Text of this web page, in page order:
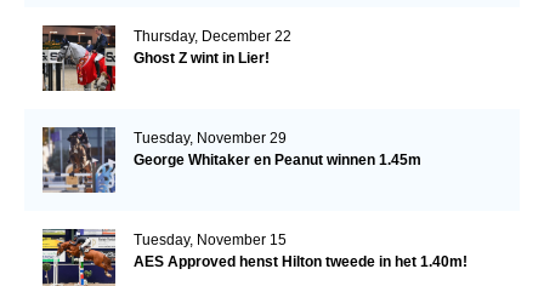
Thursday, December 22
Ghost Z wint in Lier!
Tuesday, November 29
George Whitaker en Peanut winnen 1.45m
Tuesday, November 15
AES Approved henst Hilton tweede in het 1.40m!